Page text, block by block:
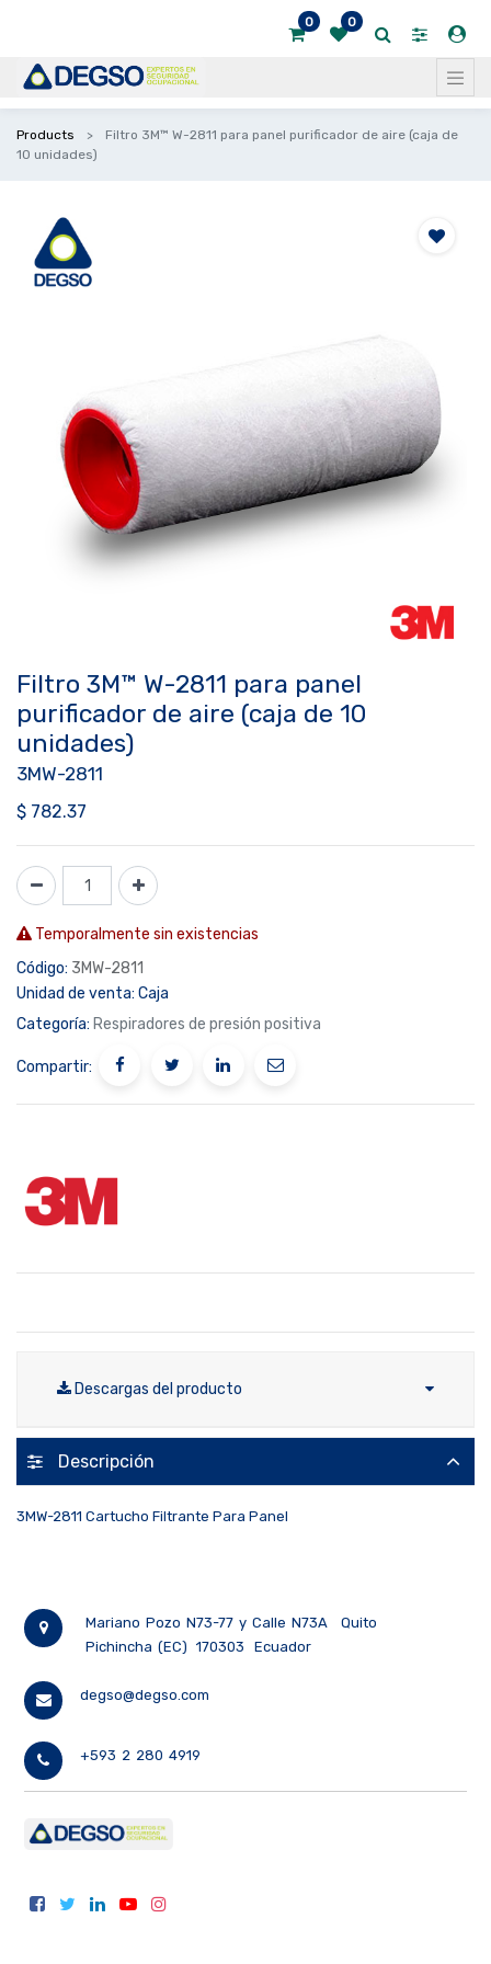
0 0
Products
Filtro 3M™ W-2811 para panel purificador de aire (caja de
10 unidades)
Filtro 3M™ W-2811 para panel
purificador de aire (caja de 10
unidades)
3MW-2811
$ 782.37
Temporalmente sin existencias
Código: 3MW-2811
Unidad de venta: Caja
Categoría: Respiradores de presión positiva
Compartir:
Descargas del producto
Descripción
3MW-2811 Cartucho Filtrante Para Panel
Mariano Pozo N73-77 y Calle N73A
Quito
Pichincha (EC)
170303 Ecuador
degso@degso.com
+593 2 280 4919